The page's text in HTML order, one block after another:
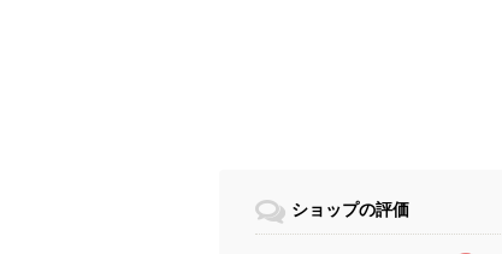
ショップの評価